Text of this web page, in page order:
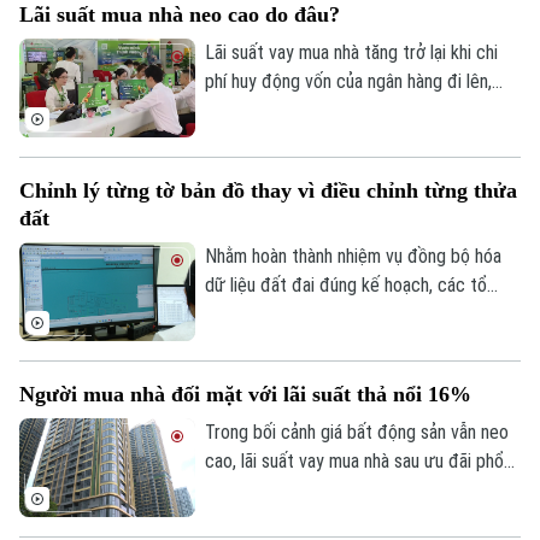
Golf
Tin tức
Sao
Điện ảnh
Đã phát sóng
này.
Lãi suất mua nhà neo cao do đâu?
Lãi suất vay mua nhà tăng trở lại khi chi
phí huy động vốn của ngân hàng đi lên,
Chỉnh lý từng tờ bản đồ thay vì điều chỉnh từng thửa
đất
Nhằm hoàn thành nhiệm vụ đồng bộ hóa
dữ liệu đất đai đúng kế hoạch, các tổ
từng tờ bản đồ thay vì chỉnh lý từng thửa
đất như trước đây đã và đang được xem
là giải pháp tối ưu.
Người mua nhà đối mặt với lãi suất thả nổi 16%
Trong bối cảnh giá bất động sản vẫn neo
cao, lãi suất vay mua nhà sau ưu đãi phổ